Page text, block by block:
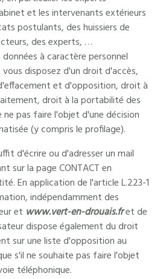
et les intervenants extérieurs
postulants, des huissiers de
des experts, …
à caractère personnel
disposez d'un droit d'accès,
et d'opposition, droit à
droit à la portabilité des
pas faire l'objet d'une décision
(y compris le profilage).
d'écrire ou d'adresser un mail
sur la page CONTACT en
En application de l'article L.223-1
indépendamment des
et www.vert-en-drouais.fret de
dispose également du droit
sur une liste d'opposition au
s'il ne souhaite pas faire l'objet
téléphonique.